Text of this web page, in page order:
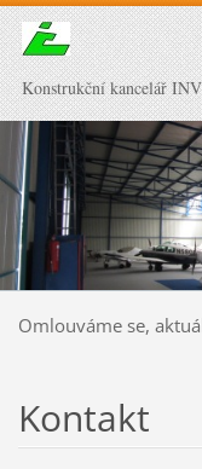
Konstrukční kancelář
Omlouváme se,
Kontakt